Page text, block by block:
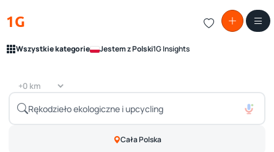
1G
Wszystkie kategorie Jestem z Polski1G Insights
Cała Polska